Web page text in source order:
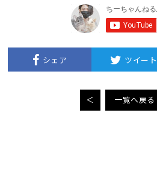
シェア ツイート
＜ 一覧へ戻る